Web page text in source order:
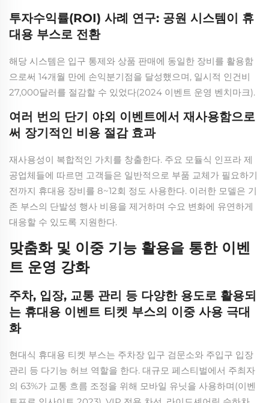
투자수익률(ROI) 사례 연구: 공원 시스템이 휴
대용 부스로 전환
해당 시스템은 입구 통제와 상품 판매에 동일한 장비를 활용함
으로써 14개월 만에 손익분기점을 달성했으며, 일시적 인건비
27,000달러를 절감할 수 있었다(2024 이벤트 운영 벤치마크).
여러 번의 단기 야외 이벤트에서 재사용함으로
써 장기적인 비용 절감 효과
재사용성이 복합적인 가치를 창출한다. 주요 모듈식 인프라 제
공업체들에 따르면 고객들은 일반적으로 부품 교체가 필요하기
전까지 휴대용 장비를 8~12회 정도 사용한다. 이러한 모델은 기
존 부스의 단발성 행사 비용을 제거하며 수요 변화에 유연하게
대응할 수 있도록 지원한다.
맞춤화 및 이중 기능 활용을 통한 이벤
트 운영 강화
주차, 입장, 교통 관리 등 다양한 용도로 활용되
는 휴대용 이벤트 티켓 부스의 이중 사용 극대
화
현대식 휴대용 티켓 부스는 주차장 입구 검문소와 주입구 입장
관리 등 다기능 허브 역할을 한다. 대규모 페스티벌에서 주최자
의 63%가 교통 흐름 조정을 위해 모바일 유닛을 사용하며(이벤